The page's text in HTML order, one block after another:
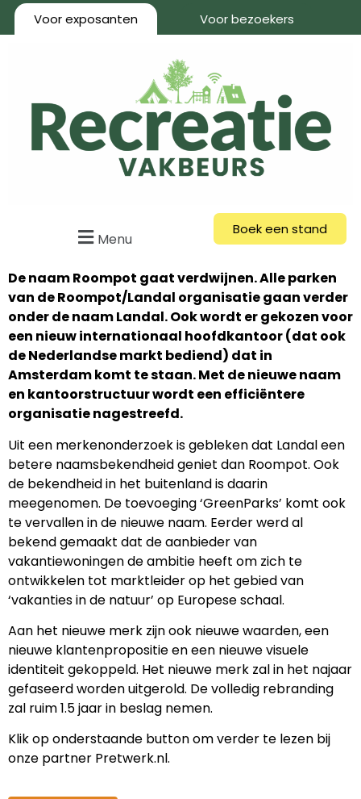
Voor exposanten Voor bezoekers
Menu
Boek een stand
De naam Roompot gaat verdwijnen. Alle parken
van de Roompot/Landal organisatie gaan verder
onder de naam Landal. Ook wordt er gekozen voor
een nieuw internationaal hoofdkantoor (dat ook
de Nederlandse markt bediend) dat in
Amsterdam komt te staan. Met de nieuwe naam
en kantoorstructuur wordt een efficiëntere
organisatie nagestreefd.
Uit een merkenonderzoek is gebleken dat Landal een
betere naamsbekendheid geniet dan Roompot. Ook
de bekendheid in het buitenland is daarin
meegenomen. De toevoeging ‘GreenParks’ komt ook
te vervallen in de nieuwe naam. Eerder werd al
bekend gemaakt dat de aanbieder van
vakantiewoningen de ambitie heeft om zich te
ontwikkelen tot marktleider op het gebied van
‘vakanties in de natuur’ op Europese schaal.
Aan het nieuwe merk zijn ook nieuwe waarden, een
nieuwe klantenpropositie en een nieuwe visuele
identiteit gekoppeld. Het nieuwe merk zal in het najaar
gefaseerd worden uitgerold. De volledig rebranding
zal ruim 1.5 jaar in beslag nemen.
Klik op onderstaande button om verder te lezen bij
onze partner Pretwerk.nl.